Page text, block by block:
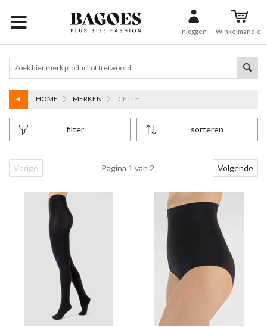
Inloggen Winkelmandje
HOME MERKEN CETTE
sorteren
filter
Vorige Pagina 1 van 2 Volgende